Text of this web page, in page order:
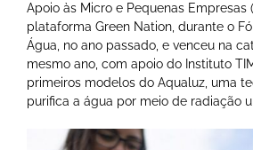
Apoio às Micro e Pequenas Empresas
plataforma Green Nation, durante o
Água, no ano passado, e venceu na
mesmo ano, com apoio do Instituto
primeiros modelos do Aqualuz, uma
purifica a água por meio de radiação